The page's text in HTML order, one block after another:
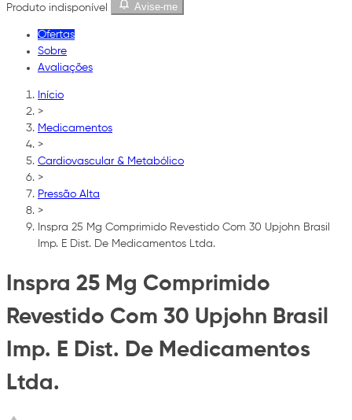
Produto indisponível
Avise-me
Ofertas
Sobre
Avaliações
Início
>
Medicamentos
>
Cardiovascular & Metabólico
>
Pressão Alta
>
Inspra 25 Mg Comprimido Revestido Com 30 Upjohn Brasil
Imp. E Dist. De Medicamentos Ltda.
Inspra 25 Mg Comprimido
Revestido Com 30 Upjohn Brasil
Imp. E Dist. De Medicamentos
Ltda.